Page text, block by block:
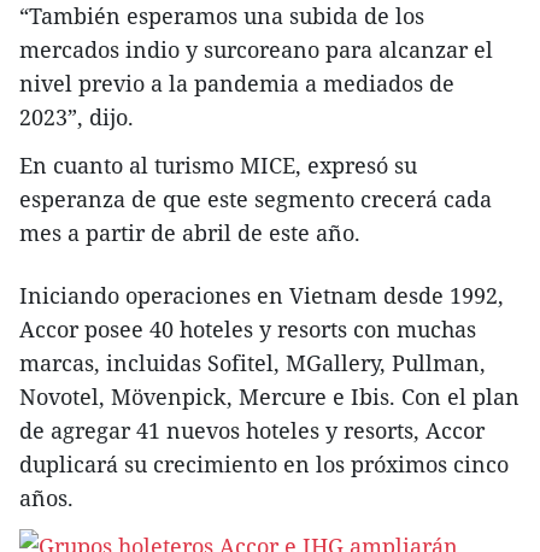
“También esperamos una subida de los
mercados indio y surcoreano para alcanzar el
nivel previo a la pandemia a mediados de
2023”, dijo.
En cuanto al turismo MICE, expresó su
esperanza de que este segmento crecerá cada
mes a partir de abril de este año.
Iniciando operaciones en Vietnam desde 1992,
Accor posee 40 hoteles y resorts con muchas
marcas, incluidas Sofitel, MGallery, Pullman,
Novotel, Mövenpick, Mercure e Ibis. Con el plan
de agregar 41 nuevos hoteles y resorts, Accor
duplicará su crecimiento en los próximos cinco
años.